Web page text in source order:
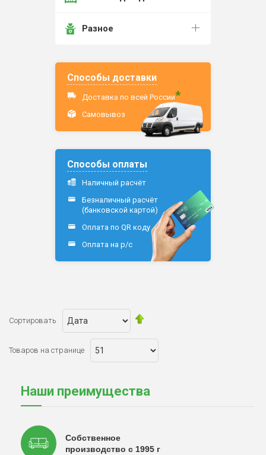
Разное
Способы доставки
Доставка по всей России*
Самовывоз
Способы оплаты
Наличный расчёт
Безналичный расчёт
(банковской картой)
Оплата по QR коду
Оплата на р/c
Сортировать
Товаров на странице
Наши преимущества
Собственное
производство с 1995 г